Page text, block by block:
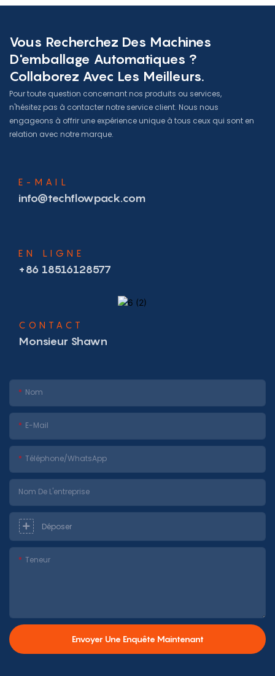
Vous Recherchez Des Machines
D'emballage Automatiques ?
Collaborez Avec Les Meilleurs.
Pour toute question concernant nos produits ou services,
n'hésitez pas à contacter notre service client. Nous nous
engageons à offrir une expérience unique à tous ceux qui sont en
relation avec notre marque.
E-MAIL
info@techflowpack.com
EN LIGNE
+86 18516128577
CONTACT
Monsieur Shawn
Nom
E-Mail
Téléphone/WhatsApp
Nom De L'entreprise
Déposer
Teneur
Envoyer Une Enquête Maintenant